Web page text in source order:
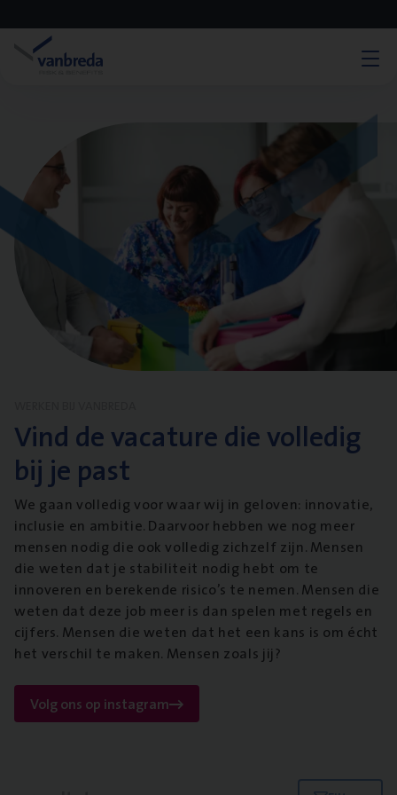
Vind de vacature die volledig
bij je past
We gaan volledig voor waar wij in geloven: innovatie,
inclusie en ambitie. Daarvoor hebben we nog meer
mensen nodig die ook volledig zichzelf zijn. Mensen
die weten dat je stabiliteit nodig hebt om te
innoveren en berekende risico’s te nemen. Mensen die
weten dat deze job meer is dan spelen met regels en
cijfers. Mensen die weten dat het een kans is om écht
het verschil te maken. Mensen zoals jij?
Volg ons op instagram